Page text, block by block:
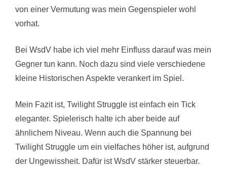
von einer Vermutung was mein Gegenspieler wohl
vorhat.
Bei WsdV habe ich viel mehr Einfluss darauf was mein
Gegner tun kann. Noch dazu sind viele verschiedene
kleine Historischen Aspekte verankert im Spiel.
Mein Fazit ist, Twilight Struggle ist einfach ein Tick
eleganter. Spielerisch halte ich aber beide auf
ähnlichem Niveau. Wenn auch die Spannung bei
Twilight Struggle um ein vielfaches höher ist, aufgrund
der Ungewissheit. Dafür ist WsdV stärker steuerbar.